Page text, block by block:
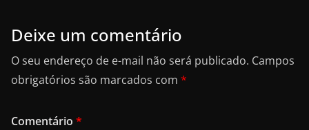
Deixe um comentário
O seu endereço de e-mail não será publicado. Campos
obrigatórios são marcados com *
Comentário *